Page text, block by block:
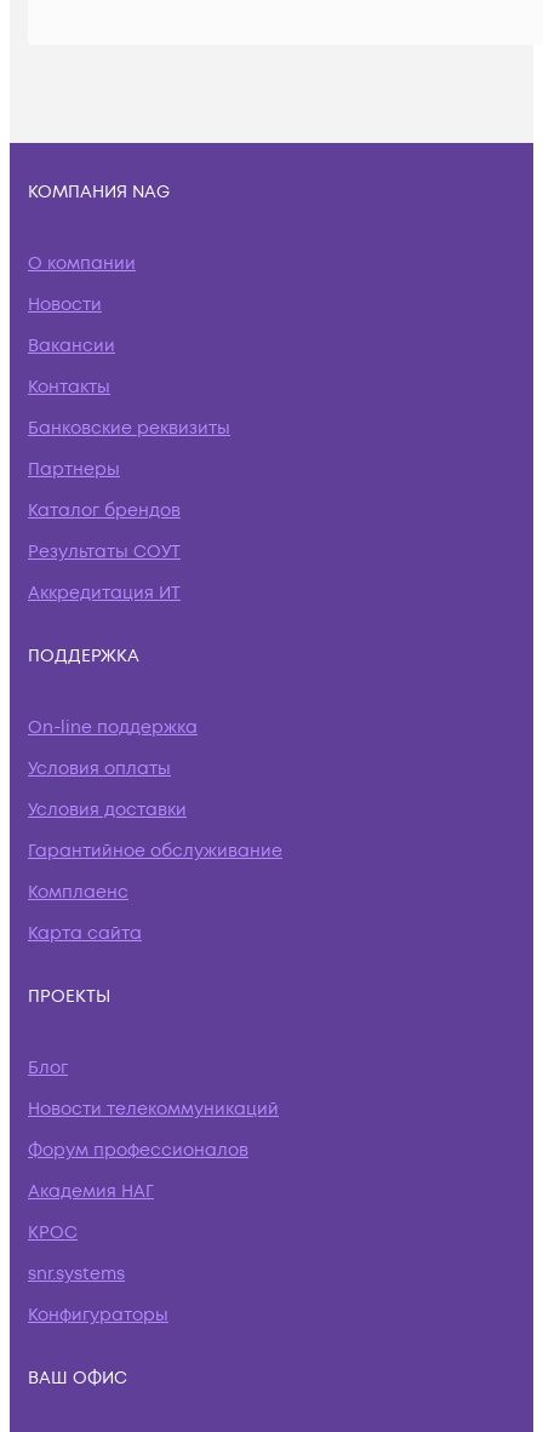
КОМПАНИЯ NAG
О компании
Новости
Вакансии
Контакты
Банковские реквизиты
Партнеры
Каталог брендов
Результаты СОУТ
Аккредитация ИТ
ПОДДЕРЖКА
On-line поддержка
Условия оплаты
Условия доставки
Гарантийное обслуживание
Комплаенс
Карта сайта
ПРОЕКТЫ
Блог
Новости телекоммуникаций
Форум профессионалов
Академия НАГ
КРОС
snr.systems
Конфигураторы
ВАШ ОФИС